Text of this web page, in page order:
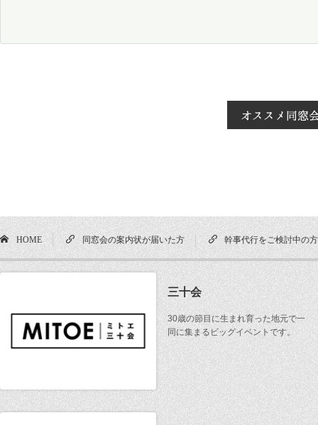
HOME 同窓会の案内状が届いた方 幹事代行をご検討中の方
三十会
30歳の節目に生まれ育った地元で一
同に集まるビッグイベントです。